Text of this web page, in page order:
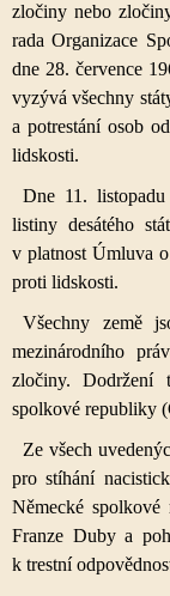
zločiny nebo
rada Organizace
dne 28. července
vyzývá všechny
a potrestání osob
lidskosti.
Dne 11.
listiny desátého
v platnost Úmluva
proti lidskosti.
Všechny země
mezinárodního
zločiny. Dodržení
spolkové republiky
Ze všech
pro stíhání
Německé
Franze Duby a
k trestní